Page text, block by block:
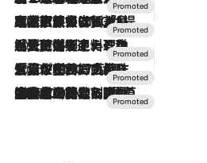
2026.7.31
【ホテル帰省】という選択肢をOMOが提案。家族とほどよい距離を保つには「昼は実家、夜は気兼ねなくホテルで！」
2026.7.24
【夏限定ディナーコース】旬を迎える稚鮎や花ズッキーニなどをイタリア・トスカーナの郷土料理の手法で満喫！
2026.7.17
「土佐和ハーブかき氷」がOMO7高知に登場！生姜、山椒、大葉など目にも舌にも涼を呼ぶ郷土の味
2026.7.10
NEW OPEN！【界 草津】名湯の地に誕生。趣の異なる2種の温泉と上州ならではの会席・蕎麦割烹など美食を味わう究極の癒やし旅